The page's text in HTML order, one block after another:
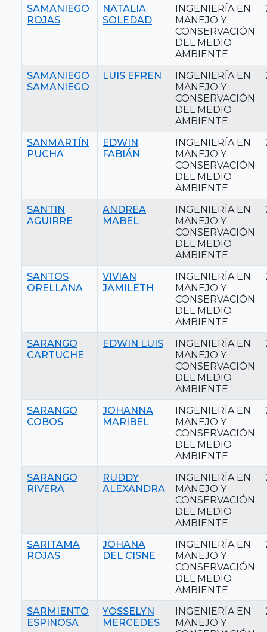
SAMANIEGO
ROJAS
NATALIA
SOLEDAD
INGENIERÍA EN
MANEJO Y
CONSERVACIÓN
DEL MEDIO
AMBIENTE
SAMANIEGO
SAMANIEGO
LUIS EFREN
INGENIERÍA EN
MANEJO Y
CONSERVACIÓN
DEL MEDIO
AMBIENTE
SANMARTÍN
PUCHA
EDWIN
FABIÁN
INGENIERÍA EN
MANEJO Y
CONSERVACIÓN
DEL MEDIO
AMBIENTE
SANTIN
AGUIRRE
ANDREA
MABEL
INGENIERÍA EN
MANEJO Y
CONSERVACIÓN
DEL MEDIO
AMBIENTE
SANTOS
ORELLANA
VIVIAN
JAMILETH
INGENIERÍA EN
MANEJO Y
CONSERVACIÓN
DEL MEDIO
AMBIENTE
SARANGO
CARTUCHE
EDWIN LUIS
INGENIERÍA EN
MANEJO Y
CONSERVACIÓN
DEL MEDIO
AMBIENTE
SARANGO
COBOS
JOHANNA
MARIBEL
INGENIERÍA EN
MANEJO Y
CONSERVACIÓN
DEL MEDIO
AMBIENTE
SARANGO
RIVERA
RUDDY
ALEXANDRA
INGENIERÍA EN
MANEJO Y
CONSERVACIÓN
DEL MEDIO
AMBIENTE
SARITAMA
ROJAS
JOHANA
DEL CISNE
INGENIERÍA EN
MANEJO Y
CONSERVACIÓN
DEL MEDIO
AMBIENTE
SARMIENTO
ESPINOSA
YOSSELYN
MERCEDES
INGENIERÍA EN
MANEJO Y